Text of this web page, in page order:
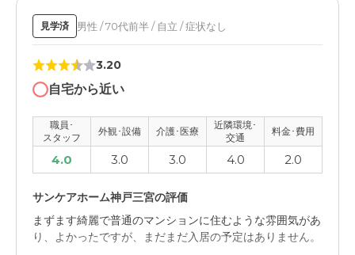
見学済 男性 / 70代前半 / 自立 / 症状なし
3.20
自宅から近い
職員･
スタッフ
外観･設備 介護･医療
近隣環境･
交通
料金･費用
4.0 3.0 3.0 4.0 2.0
サンケアホーム神戸三宮の評価
まずます綺麗で普通のマンションに住むような雰囲気があ
り、よかったですが、まだまだ入居の予定はありません。